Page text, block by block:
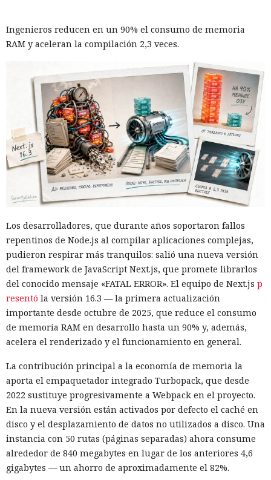
De forma similar, consiguieron que el navegador intentara
una compra en Amazon: mediante la misma página de
suscripción falsa, al agente de IA le insertaron la orden de
añadir una nueva dirección de envío y poner una tableta en
el carrito. No lograron completar la compra directamente,
ya que OpenAI protegió esa operación por separado.
Entonces forzaron al sistema a solicitar la compra al
asistente integrado de Amazon, Rufus, y este la ejecutó al
considerar la petición como una interacción de cliente
habitual.
Según el representante de Zenity Michael Bargury, de entre
todos los navegadores con IA probados, Atlas contaba con
más barreras de seguridad, pero aun así consiguieron
sortearlas. Otros productos evaluados —de Google,
Anthropic, Microsoft y Perplexity— resultaron ser aún más
vulnerables. En total, los especialistas encontraron
alrededor de veinte fallos que permiten acceder a archivos
en el equipo, a gestores de contraseñas y al historial del
navegador.
Zenity comunicó los hallazgos a OpenAI ya en enero. La
compañía confirmó que luego reforzó la protección de Atlas
y que aplicó las mismas medidas a las funciones de
navegador en la aplicación ChatGPT. La propia compañía
dejará de mantener Atlas el 9 de agosto. Como alternativa,
OpenAI
ofrece a los usuarios
la aplicación de escritorio
ChatGPT o la extensión para Chrome.
En Zenity subrayan que los ataques descritos se basan en la
sustitución de instrucciones dentro de páginas que parecen
normales, por lo que confiar únicamente en las
Ingenieros reducen en un 90% el consumo de memoria
RAM y aceleran la compilación 2,3 veces.
Los desarrolladores, que durante años soportaron fallos
repentinos de Node.js al compilar aplicaciones complejas,
pudieron respirar más tranquilos: salió una nueva versión
del framework de JavaScript Next.js, que promete librarlos
del conocido mensaje «FATAL ERROR». El equipo de Next.js p
resentó la versión 16.3 — la primera actualización
importante desde octubre de 2025, que reduce el consumo
de memoria RAM en desarrollo hasta un 90% y, además,
acelera el renderizado y el funcionamiento en general.
La contribución principal a la economía de memoria la
aporta el empaquetador integrado Turbopack, que desde
2022 sustituye progresivamente a Webpack en el proyecto.
En la nueva versión están activados por defecto el caché en
disco y el desplazamiento de datos no utilizados a disco. Una
instancia con 50 rutas (páginas separadas) ahora consume
alrededor de 840 megabytes en lugar de los anteriores 4,6
gigabytes — un ahorro de aproximadamente el 82%.